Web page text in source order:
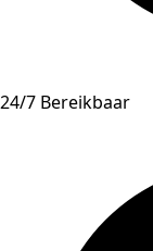
24/7 Bereikbaar